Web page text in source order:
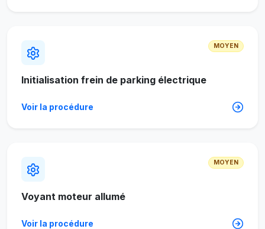
MOYEN
Initialisation frein de parking électrique
Voir la procédure
MOYEN
Voyant moteur allumé
Voir la procédure